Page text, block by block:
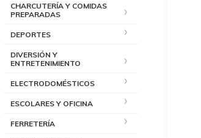
CHARCUTERÍA Y COMIDAS
PREPARADAS
DEPORTES
DIVERSIÓN Y
ENTRETENIMIENTO
ELECTRODOMÉSTICOS
ESCOLARES Y OFICINA
FERRETERÍA